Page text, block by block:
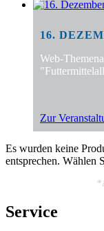
16.
Web-
Zur
Es wurden keine
entsprechen. Wählen
Service